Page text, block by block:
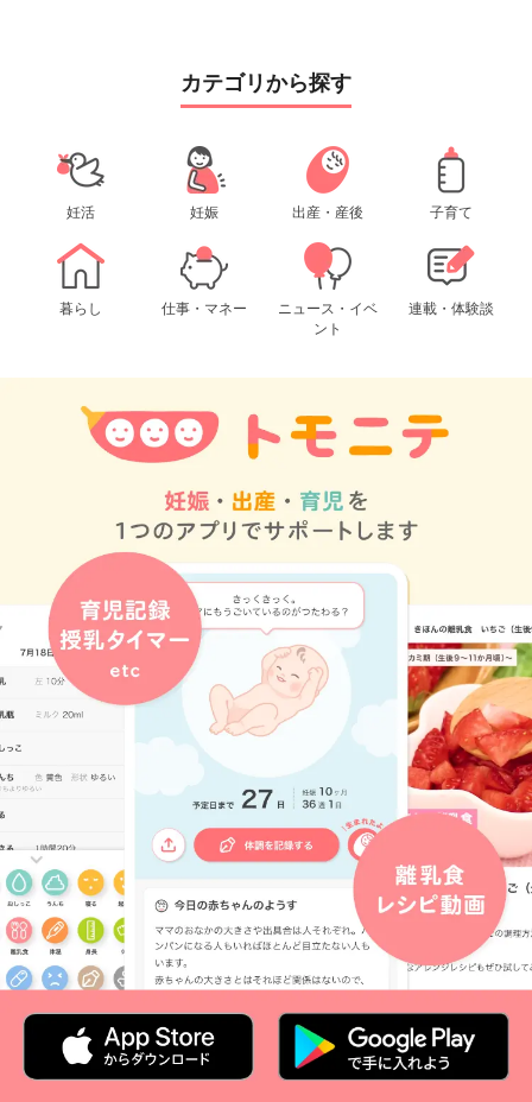
カテゴリから探す
妊活 妊娠 出産・産後 子育て
暮らし 仕事・マネー
ニュース・イベ
ント
連載・体験談